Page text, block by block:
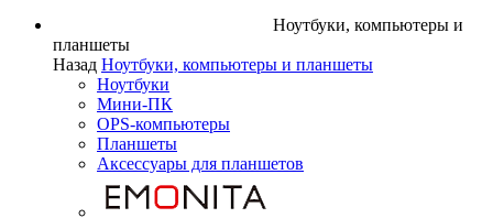
Ноутбуки, компьютеры и
планшеты
Назад Ноутбуки, компьютеры и планшеты
Ноутбуки
Мини-ПК
OPS-компьютеры
Планшеты
Аксессуары для планшетов